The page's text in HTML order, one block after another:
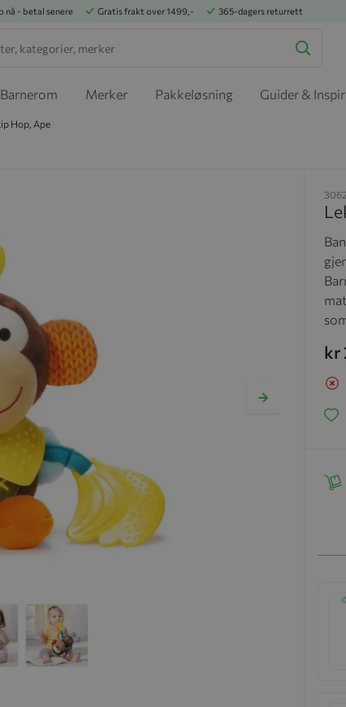
nå - betal senere Gratis frakt over 1499,- 365-dagers returrett
Barnerom Merker Pakkeløsning Guider &
Hop, Ape
kr